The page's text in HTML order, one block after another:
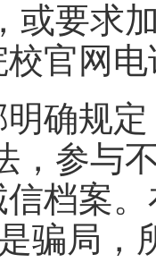
或要求
官网
规定
，参与
档案
骗局，